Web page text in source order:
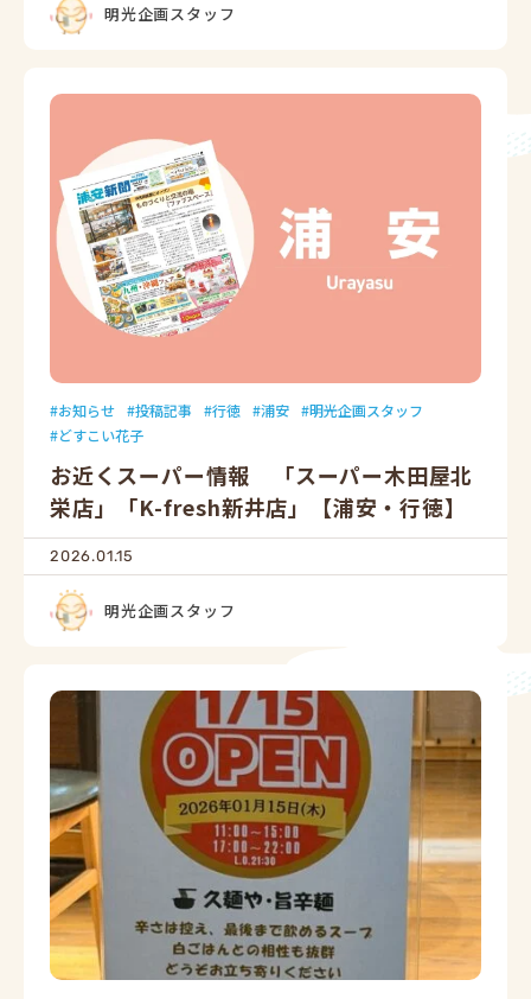
明光企画スタッフ
お知らせ 投稿記事 行徳 浦安
明光企画スタッフ
どすこい花子
お近くスーパー情報 「スーパー木田屋北
栄店」「K-fresh新井店」【浦安・行徳】
2026.01.15
明光企画スタッフ